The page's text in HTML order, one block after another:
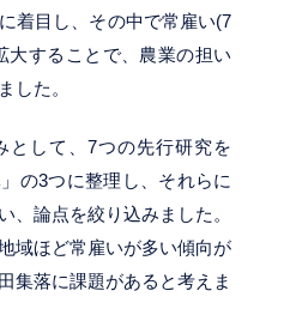
着目し、その中で常雇い(7
大することで、農業の担い
した。
として、7つの先行研究を
の3つに整理し、それらに
、論点を絞り込みました。
域ほど常雇いが多い傾向が
集落に課題があると考えま